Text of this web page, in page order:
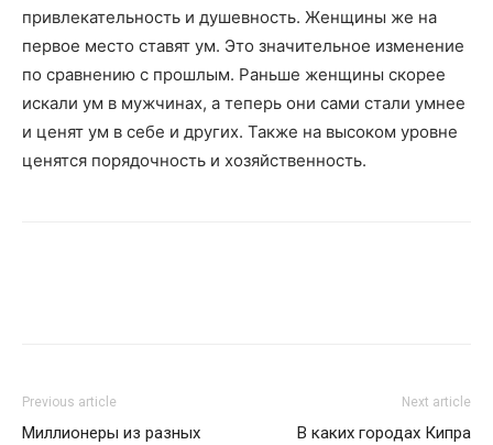
привлекательность и душевность. Женщины же на
первое место ставят ум. Это значительное изменение
по сравнению с прошлым. Раньше женщины скорее
искали ум в мужчинах, а теперь они сами стали умнее
и ценят ум в себе и других. Также на высоком уровне
ценятся порядочность и хозяйственность.
Previous article
Миллионеры из разных
Next article
В каких городах Кипра